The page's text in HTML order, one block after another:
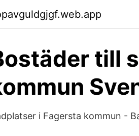
till
i Fagersta kommun -